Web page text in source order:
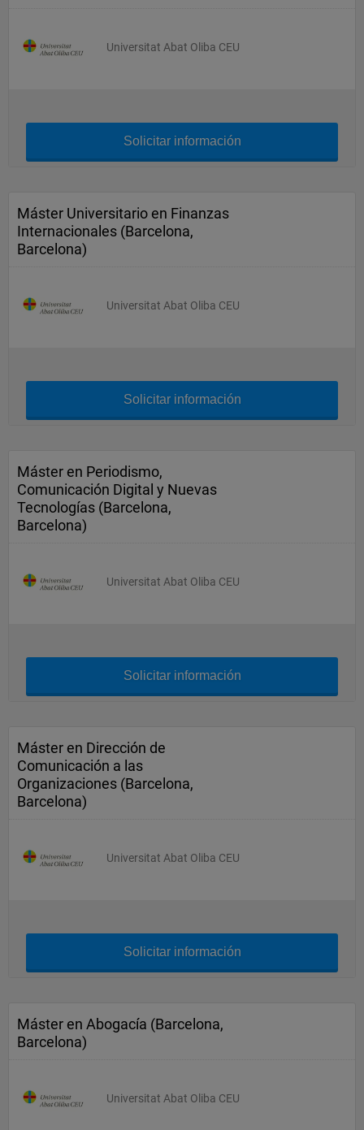
Universitat Abat Oliba CEU
Solicitar información
Máster Universitario en Finanzas
Internacionales (Barcelona,
Barcelona)
Universitat Abat Oliba CEU
Solicitar información
Máster en Periodismo,
Comunicación Digital y Nuevas
Tecnologías (Barcelona,
Barcelona)
Universitat Abat Oliba CEU
Solicitar información
Máster en Dirección de
Comunicación a las
Organizaciones (Barcelona,
Barcelona)
Universitat Abat Oliba CEU
Solicitar información
Máster en Abogacía (Barcelona,
Barcelona)
Universitat Abat Oliba CEU